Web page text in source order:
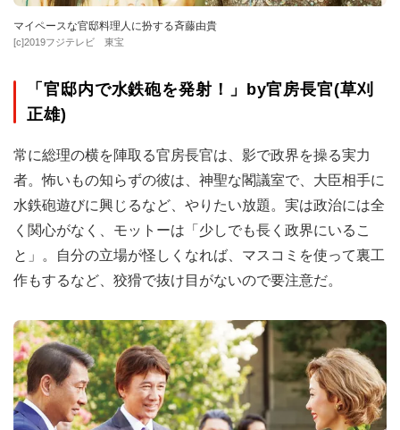
マイペースな官邸料理人に扮する斉藤由貴
[c]2019フジテレビ 東宝
「官邸内で水鉄砲を発射！」by官房長官(草刈
正雄)
常に総理の横を陣取る官房長官は、影で政界を操る実力
者。怖いもの知らずの彼は、神聖な閣議室で、大臣相手に
水鉄砲遊びに興じるなど、やりたい放題。実は政治には全
く関心がなく、モットーは「少しでも長く政界にいるこ
と」。自分の立場が怪しくなれば、マスコミを使って裏工
作もするなど、狡猾で抜け目がないので要注意だ。